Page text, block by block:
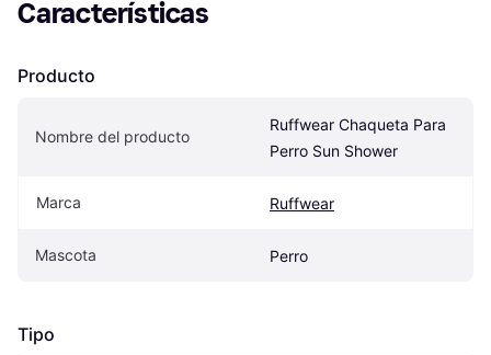
Características
Producto
Nombre del producto
Ruffwear Chaqueta Para
Perro Sun Shower
Marca Ruffwear
Mascota Perro
Tipo